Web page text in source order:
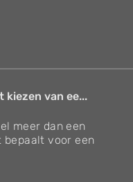
kiezen van ee...
meer dan een
bepaalt voor een